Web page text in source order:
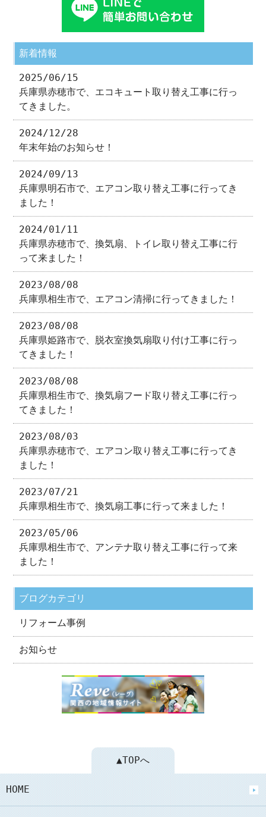
新着情報
2025/06/15
兵庫県赤穂市で、エコキュート取り替え工事に行っ
てきました。
2024/12/28
年末年始のお知らせ！
2024/09/13
兵庫県明石市で、エアコン取り替え工事に行ってき
ました！
2024/01/11
兵庫県赤穂市で、換気扇、トイレ取り替え工事に行
って来ました！
2023/08/08
兵庫県相生市で、エアコン清掃に行ってきました！
2023/08/08
兵庫県姫路市で、脱衣室換気扇取り付け工事に行っ
てきました！
2023/08/08
兵庫県相生市で、換気扇フード取り替え工事に行っ
てきました！
2023/08/03
兵庫県赤穂市で、エアコン取り替え工事に行ってき
ました！
2023/07/21
兵庫県相生市で、換気扇工事に行って来ました！
2023/05/06
兵庫県相生市で、アンテナ取り替え工事に行って来
ました！
ブログカテゴリ
リフォーム事例
お知らせ
▲TOPへ
HOME